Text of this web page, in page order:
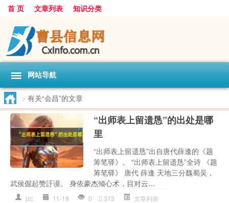
首 页 文章列表 知识分类
网站导航
> 有关“会昌”的文章
“出师表上留遗恳”的出处是哪
里
“出师表上留遗恳”出自唐代薛逢的《题
筹笔驿》。 “出师表上留遗恳”全诗 《题
筹笔驿》 唐代 薛逢 天地三分魏蜀吴，
武侯倔起赞訏谟。 身依豪杰倾心术，目对云...
jzc 11-19 0 313 文章列表